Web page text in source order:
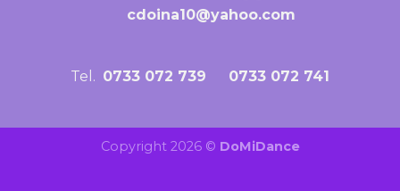
cdoina10@yahoo.com
Tel. 0733 072 739 0733 072 741
Copyright 2026 © DoMiDance